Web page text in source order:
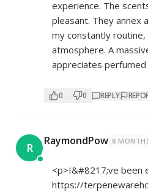
experience. The
pleasant. They annex
my constantly
atmosphere. A
appreciates
0 0 REPLY
R RaymondPow 8
<p>I&#8217;ve been
https://